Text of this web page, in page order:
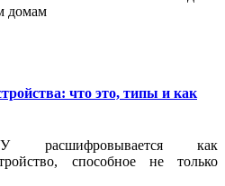
домам
что это, типы и как
расшифровывается как
способное не только